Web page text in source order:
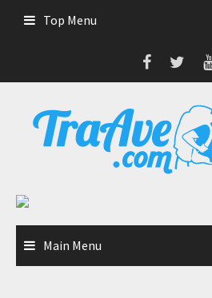
Top Menu
Main Menu